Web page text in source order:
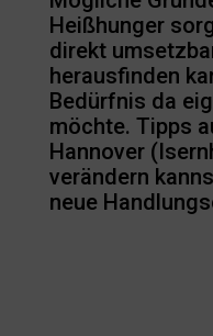
Heißhunger
direkt
herausfinden
Bedürfnis da
möchte. Tipps
Hannover
verändern
neue